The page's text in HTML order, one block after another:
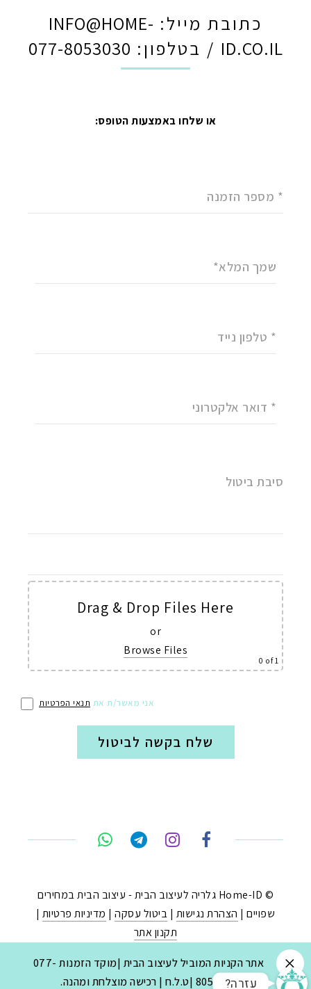
אתר הקניות המוביל לעיצוב הבית |מוקד הזמנות 077-
8053030 |ט.ל.ח | רכישה מוצלחת ומהנה.
כתובת מייל: INFO@HOME-
ID.CO.IL / בטלפון: 077-8053030
או שלחו באמצעות הטופס:
* מספר הזמנה
שמך המלא*
* טלפון נייד
* דואר אלקטרוני
סיבת ביטול
Drag & Drop Files Here
or
Browse Files
0 of 1
אני מאשר/ת את תנאי הפרטיות
© Home-ID גלריה לעיצוב הבית - עיצוב הבית במחירים
שפויים | הצהרת נגישות | ביטול עסקה| מדיניות פרטיות |
תקנון אתר
?עזרה